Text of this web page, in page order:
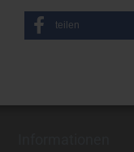
teilen